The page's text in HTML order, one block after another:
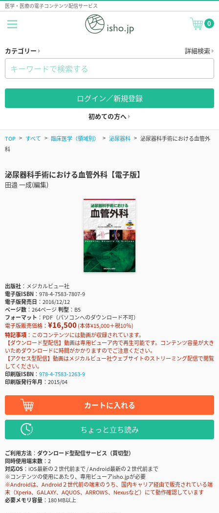
医学・医療の電子コンテンツ配信サービス
0
カテゴリー 詳細検索
ログイン／新規登録
初めての方へ
TOP すべて 臨床医学（領域別） 泌尿器科
泌尿器科手術における血管外
科
泌尿器科手術における血管外科【電子版】
田邉 一成(編集)
出版社
メジカルビュー社
電子版ISBN
978-4-7583-7807-9
電子版発売日
2016/12/12
ページ数
264ページ判型
B5
フォーマット
PDF（パソコンへのダウンロード不可）
電子版販売価格： ¥16,500(本体¥15,000＋税10％)
特記事項
このコンテンツには動画が収録されています。
【ダウンロード型配信】動画は専用ビューア内で再生可能です。コンテンツ容量が大き
いためダウンロードに時間がかかりますのでご注意ください。
【アクセス型配信】動画はメジカルビュー社ウェブサイトのストリーミング配信で閲覧
してください。
印刷版ISBN
978-4-7583-1263-9
印刷版発行年月
2015/04
カートに入れる
ちょっと立ち読み
ご利用方法
ダウンロード型配信サービス（買切型）
同時使用端末数
2
対応OS
iOS最新の２世代前まで / Android最新の２世代前まで
※コンテンツの使用にあたり、専用ビューアisho.jpが必要
※Androidは、Android２世代前の端末のうち、国内キャリア経由で販売されている端
末（Xperia、GALAXY、AQUOS、ARROWS、Nexusなど）にて動作確認しています
必要メモリ容量
180 MB以上